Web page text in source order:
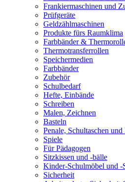
Frankiermaschinen und
Prüfgeräte
Geldzählmaschinen
Produkte fürs Raumklima
Farbbänder &
Thermotransferrollen
Speichermedien
Farbbänder
Zubehör
Schulbedarf
Hefte, Einbände
Schreiben
Malen, Zeichnen
Basteln
Penale, Schultaschen
Spiele
Für Pädagogen
Sitzkissen und -bälle
Kinder-Schulmöbel und -
Sicherheit